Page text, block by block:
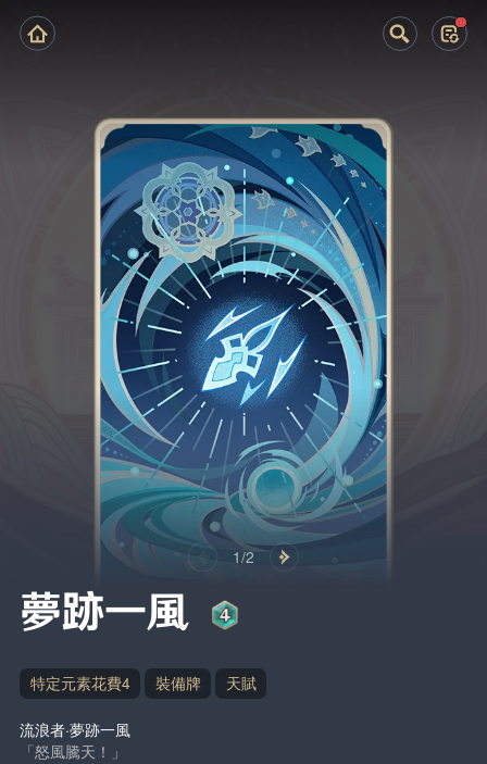
1/2
夢跡一風
特定元素花費4 裝備牌 天賦
流浪者·夢跡一風
「怒風騰天！」